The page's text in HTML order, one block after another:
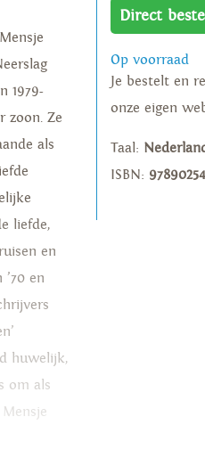
1979-
zoon. Ze
als
liefde,
en
en
huwelijk,
om als
Direct
Op voorraad
Je bestelt en
onze eigen
Taal:
ISBN: